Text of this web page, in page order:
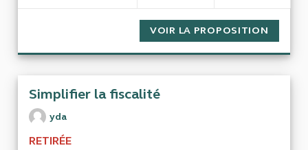
VOIR LA PROPOSITION
Simplifier la fiscalité
yda
RETIRÉE